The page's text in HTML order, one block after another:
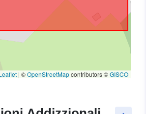
| ©OpenStreetMapcontributors ©GISCO